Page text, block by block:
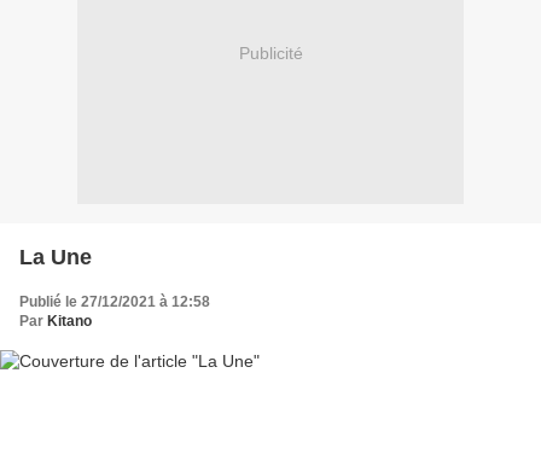
Publicité
La Une
Publié le 27/12/2021 à 12:58
Par Kitano